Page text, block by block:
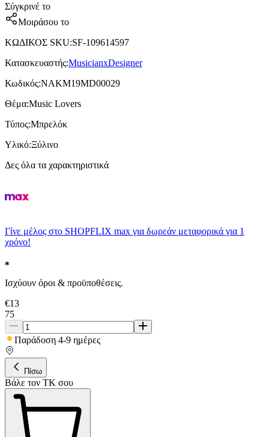
Σύγκρινέ το
Μοιράσου το
ΚΩΔΙΚΟΣ SKU:SF-109614597
Κατασκευαστής:MusicianxDesigner
Κωδικός:NAKM19MD00029
Θέμα:Music Lovers
Τύπος:Μπρελόκ
Υλικό:Ξύλινο
Δες όλα τα χαρακτηριστικά
Γίνε μέλος στο SHOPFLIX max για δωρεάν μεταφορικά για 1
χρόνο!
Ισχύουν όροι & προϋποθέσεις.
€13
75
Παράδοση 4-9 ημέρες
Πίσω
Βάλε τον ΤΚ σου